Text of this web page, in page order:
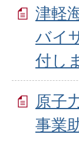
津軽
バイ
付し
原子
事業